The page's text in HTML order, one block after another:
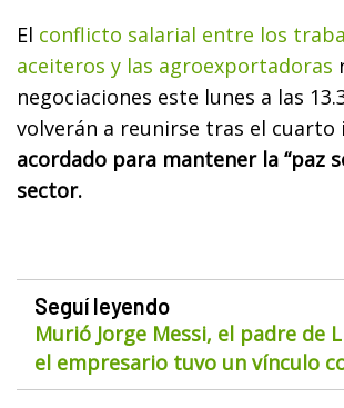
El conflicto salarial entre los
aceiteros y las agroexportadoras
negociaciones este lunes a las
volverán a reunirse tras el
acordado para mantener la “paz
sector.
Seguí leyendo
Murió Jorge Messi, el padre de
el empresario tuvo un vínculo